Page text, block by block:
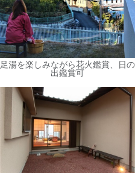
足湯を楽しみながら花火鑑賞、日の
出鑑賞可